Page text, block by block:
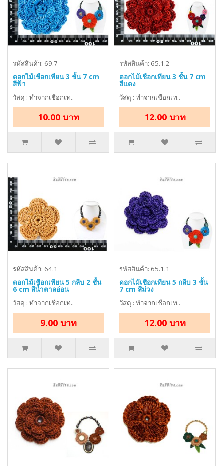
รหัสสินค้า: 69.7
ดอกไม้เชือกเทียน 3 ชั้น 7 cm
สีฟ้า
วัสดุ : ทำจากเชือกเท..
10.00 บาท
รหัสสินค้า: 65.1.2
ดอกไม้เชือกเทียน 3 ชั้น 7 cm
สีแดง
วัสดุ : ทำจากเชือกเท..
12.00 บาท
รหัสสินค้า: 64.1
ดอกไม้เชือกเทียน 5 กลีบ 2 ชั้น
6 cm สีน้ำตาลอ่อน
วัสดุ : ทำจากเชือกเท..
9.00 บาท
รหัสสินค้า: 65.1.1
ดอกไม้เชือกเทียน 5 กลีบ 3 ชั้น
7 cm สีม่วง
วัสดุ : ทำจากเชือกเท..
12.00 บาท